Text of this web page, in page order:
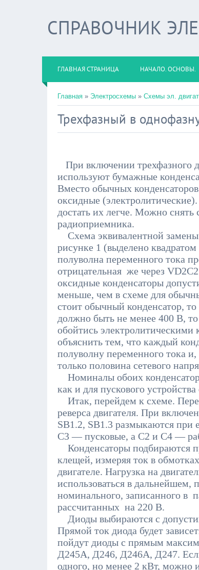
СПРАВОЧНИК
ГЛАВНАЯ СТРАНИЦА НАЧАЛО. ОСНОВЫ.
Главная » Электросхемы » Схемы эл.
Трехфазный в
При включении трехфазного
используют бумажные
Вместо обычных
оксидные
достать их легче. Можно снять
радиоприемника.
Схема эквивалентной замены
рисунке 1 (выделено
полуволна переменного тока
отрицательная же через
оксидные конденсаторы
меньше, чем в схеме для
стоит обычный конденсатор,
должно быть не менее 400 В,
обойтись
объяснить тем, что каждый
полуволну переменного тока
только половина сетевого
Номиналы обоих
как и для пускового
Итак, перейдем к схеме.
реверса двигателя. При
SB1.2, SB1.3 размыкаются при
С3 — пусковые, а С2 и С4 —
Конденсаторы подбираются
клещей, измеряя ток в
двигателе. Нагрузка на
использоваться в
номинального, записанного в
рассчитанных на 220 В.
Диоды выбираются с
Прямой ток диода будет
пойдут диоды с прямым
Д245А, Д246, Д246А, Д247.
одного, но менее 2 кВт, можно